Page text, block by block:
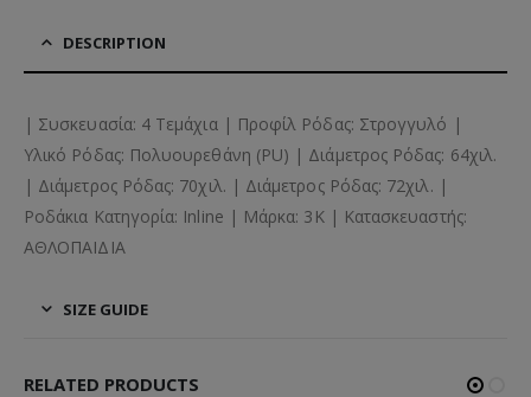
DESCRIPTION
| Συσκευασία: 4 Τεμάχια | Προφίλ Ρόδας: Στρογγυλό |
Υλικό Ρόδας: Πολυουρεθάνη (PU) | Διάμετρος Ρόδας: 64χιλ.
| Διάμετρος Ρόδας: 70χιλ. | Διάμετρος Ρόδας: 72χιλ. |
Ροδάκια Κατηγορία: Inline | Μάρκα: 3K | Κατασκευαστής:
ΑΘΛΟΠΑΙΔΙΑ
SIZE GUIDE
RELATED PRODUCTS